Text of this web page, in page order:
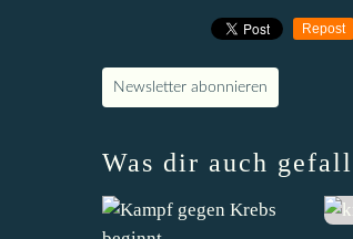
Repost
Newsletter abonnieren
Was dir auch